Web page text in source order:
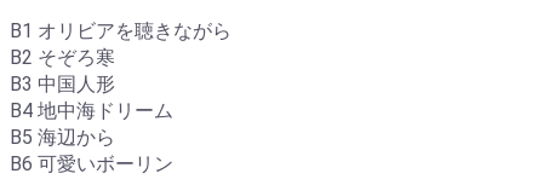
B1 オリビアを聴きながら
B2 そぞろ寒
B3 中国人形
B4 地中海ドリーム
B5 海辺から
B6 可愛いボーリン